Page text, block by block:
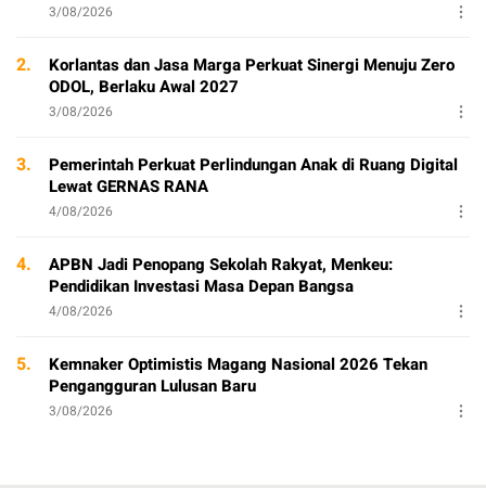
3/08/2026
2.
Korlantas dan Jasa Marga Perkuat Sinergi Menuju Zero
ODOL, Berlaku Awal 2027
3/08/2026
3.
Pemerintah Perkuat Perlindungan Anak di Ruang Digital
Lewat GERNAS RANA
4/08/2026
4.
APBN Jadi Penopang Sekolah Rakyat, Menkeu:
Pendidikan Investasi Masa Depan Bangsa
4/08/2026
5.
Kemnaker Optimistis Magang Nasional 2026 Tekan
Pengangguran Lulusan Baru
3/08/2026